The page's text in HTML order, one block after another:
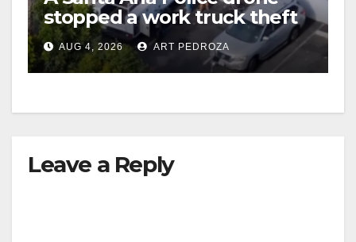
stopped a work truck theft
in progress
AUG 4, 2026 ART PEDROZA
Leave a Reply